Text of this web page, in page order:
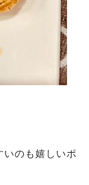
いのも嬉しいポ